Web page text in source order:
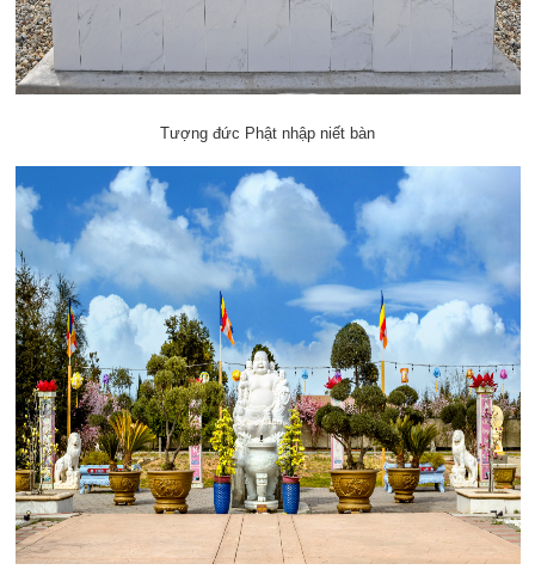
Tượng đức Phật nhập niết bàn